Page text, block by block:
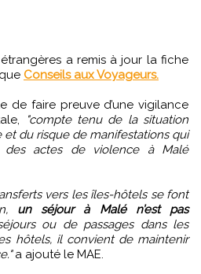
Conseils aux Voyageurs.
de faire preuve d’une vigilance
"compte tenu de la situation
du risque de manifestations qui
actes de violence à Malé
vers les îles-hôtels se font
un séjour à Malé n’est pas
ou de passages dans les
hôtels, il convient de maintenir
a ajouté le MAE.